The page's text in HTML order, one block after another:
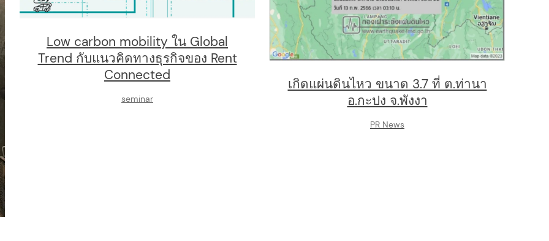
Low carbon mobility ใน Global
Trend กับแนวคิดทางธุรกิจของ Rent
Connected
seminar
เกิดแผ่นดินไหว ขนาด 3.7 ที่ ต.ท่านา
อ.กะปง จ.พังงา
PR News